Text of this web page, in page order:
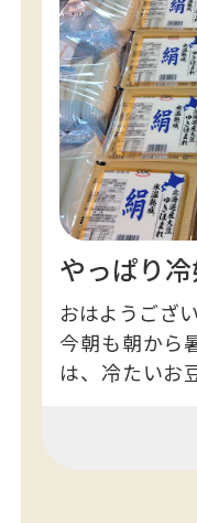
やっぱり冷
おはようござ
今朝も朝から
は、冷たいお